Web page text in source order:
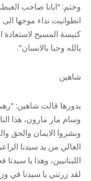
وختم: “ابانا صاحب
انطوانيت نداء موجها الى
كنيسة المسيح لاستعادة
بالله وحبا بالانسان”.
شاهين
بدورها قالت شاهين:
وسام مار مارون، هذا
ونشروا الايمان والحق
الغالي من يد سيدنا
اللبنانيين، وهذا يا
لقد زرتني يا سيدنا في